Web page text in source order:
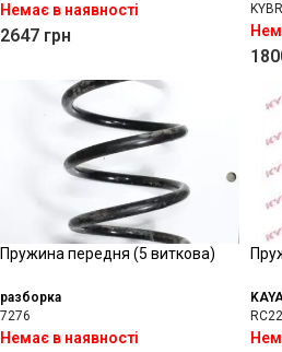
Немає в наявності
2647 грн
Пружина передня (5 виткова)
разборка
7276
Немає в наявності